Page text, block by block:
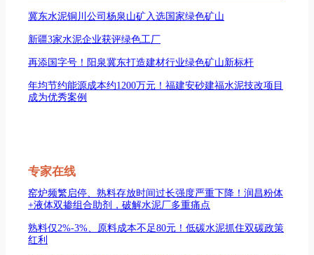
冀东水泥铜川公司杨泉山矿入选国家绿色矿山
新疆3家水泥企业获评绿色工厂
再添国字号！阳泉冀东打造建材行业绿色矿山新标杆
年均节约能源成本约1200万元！福建安砂建福水泥技改项目
成为优秀案例
专家在线
窑炉频繁启停、熟料存放时间过长强度严重下降！润昌粉体
+液体双掺组合助剂，破解水泥厂多重痛点
熟料仅2%-3%、原料成本不足80元！低碳水泥抓住双碳政策
红利